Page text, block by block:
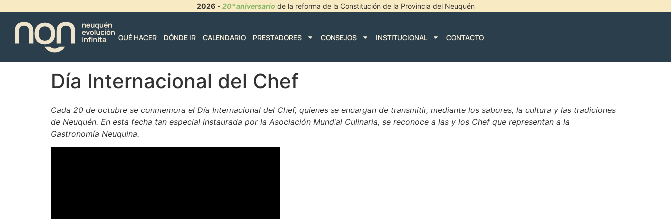
2026- 20° aniversario de la reforma de la Constitución de la Provincia del Neuquén
QUÉ HACER DÓNDE IR CALENDARIO PRESTADORES CONSEJOS INSTITUCIONAL CONTACTO
Día Internacional del Chef
Cada 20 de octubre se conmemora el Día Internacional del Chef, quienes se encargan de transmitir, mediante los sabores, la cultura y las tradiciones
de Neuquén. En esta fecha tan especial instaurada por la Asociación Mundial Culinaria, se reconoce a las y los Chef que representan a la
Gastronomía Neuquina.